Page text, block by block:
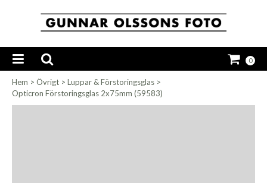
0
Hem > Övrigt > Luppar & Förstoringsglas >
Opticron Förstoringsglas 2x75mm (59583)